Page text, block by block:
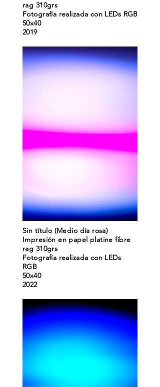
rag 310grs
Fotografía realizada con LEDs RGB
50x40
2019
Sin título (Medio día rosa)
Impresión en papel platine fibre
rag 310grs
Fotografía realizada con LEDs
RGB
50x40
2022